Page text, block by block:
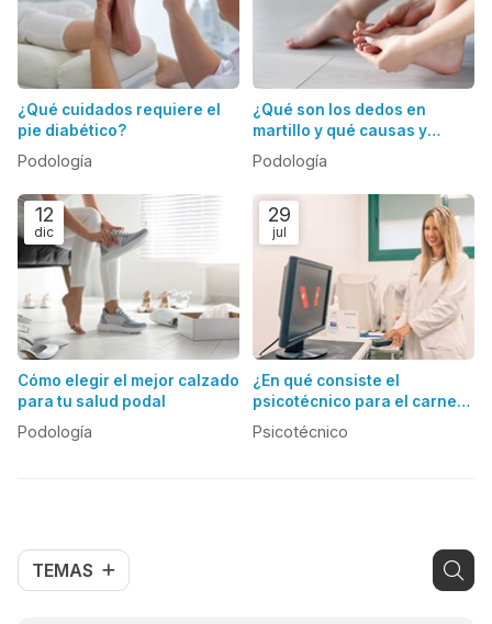
TEMAS
¿Qué cuidados requiere el
pie diabético?
Podología
¿Qué son los dedos en
martillo y qué causas y
consecuencias tienen para
la salud de los pies?
Podología
12
dic
Cómo elegir el mejor calzado
para tu salud podal
Podología
29
jul
¿En qué consiste el
psicotécnico para el carnet
de conducir?
Psicotécnico